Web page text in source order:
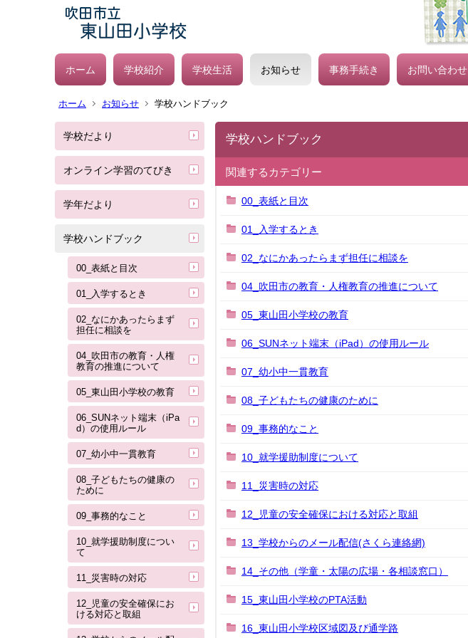
ホーム 学校紹介 学校生活 お知らせ 事務手続き お問い合わせ
ホーム お知らせ 学校ハンドブック
学校だより
オンライン学習のてびき
学年だより
学校ハンドブック
00_表紙と目次
01_入学するとき
02_なにかあったらまず
担任に相談を
04_吹田市の教育・人権
教育の推進について
05_東山田小学校の教育
06_SUNネット端末（iPa
d）の使用ルール
07_幼小中一貫教育
08_子どもたちの健康の
ために
09_事務的なこと
10_就学援助制度につい
て
11_災害時の対応
12_児童の安全確保にお
ける対応と取組
学校ハンドブック
関連するカテゴリー
00_表紙と目次
01_入学するとき
02_なにかあったらまず担任に相談を
04_吹田市の教育・人権教育の推進について
05_東山田小学校の教育
06_SUNネット端末（iPad）の使用ルール
07_幼小中一貫教育
08_子どもたちの健康のために
09_事務的なこと
10_就学援助制度について
11_災害時の対応
12_児童の安全確保における対応と取組
13_学校からのメール配信(さくら連絡網)
14_その他（学童・太陽の広場・各相談窓口）
15_東山田小学校のPTA活動
16_東山田小学校区域図及び通学路